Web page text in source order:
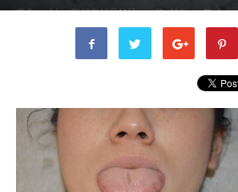
書者 aoki - 2023年11月11日 614 0